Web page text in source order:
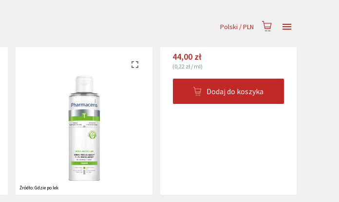
Polski /PLN
Źródło:Gdzie po lek
44,00 zł
(0,22 zł/ ml)
Dodaj do koszyka